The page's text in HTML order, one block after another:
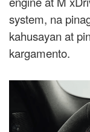
system, na
kahusayan at
kargamento.